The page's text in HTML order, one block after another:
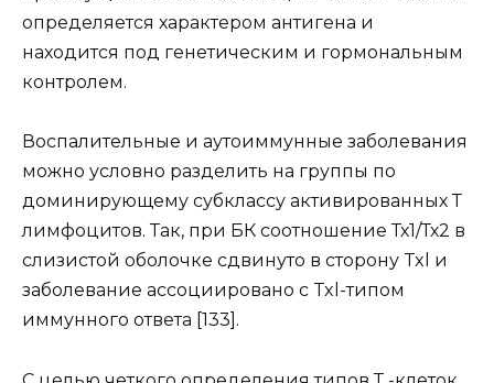
определяется характером антигена и
находится под генетическим и гормональным
контролем.
Воспалительные и аутоиммунные заболевания
можно условно разделить на группы по
доминирующему субклассу активированных Т
лимфоцитов. Так, при БК соотношение Тх1/Тх2 в
слизистой оболочке сдвинуто в сторону Txl и
заболевание ассоциировано с Txl-типом
иммунного ответа [133].